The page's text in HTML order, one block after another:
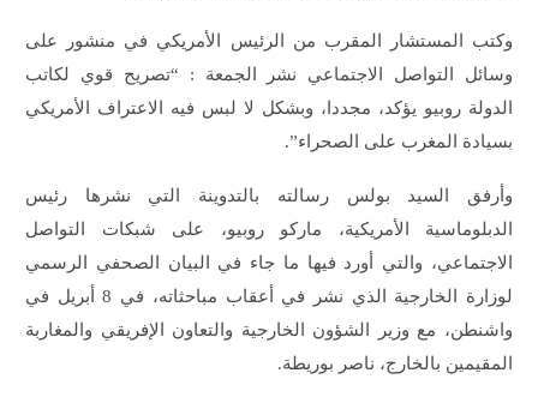
وكتب المستشار المقرب من الرئيس الأمريكي في منشور على
وسائل التواصل الاجتماعي نشر الجمعة : “تصريح قوي لكاتب
الدولة روبيو يؤكد، مجددا، وبشكل لا لبس فيه الاعتراف الأمريكي
بسيادة المغرب على الصحراء”.
وأرفق السيد بولس رسالته بالتدوينة التي نشرها رئيس
الدبلوماسية الأمريكية، ماركو روبيو، على شبكات التواصل
الاجتماعي، والتي أورد فيها ما جاء في البيان الصحفي الرسمي
لوزارة الخارجية الذي نشر في أعقاب مباحثاته، في 8 أبريل في
واشنطن، مع وزير الشؤون الخارجية والتعاون الإفريقي والمغاربة
المقيمين بالخارج، ناصر بوريطة.